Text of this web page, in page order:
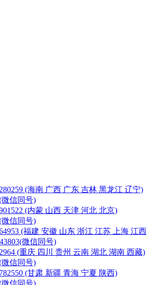
(海南 广西 广东 吉林 黑龙江 辽宁)
微信同号)
(内蒙 山西 天津 河北 北京)
微信同号)
(福建 安徽 山东 浙江 江苏 上海 江西
微信同号)
(重庆 四川 贵州 云南 湖北 湖南 西藏)
微信同号)
(甘肃 新疆 青海 宁夏 陕西)
微信同号)